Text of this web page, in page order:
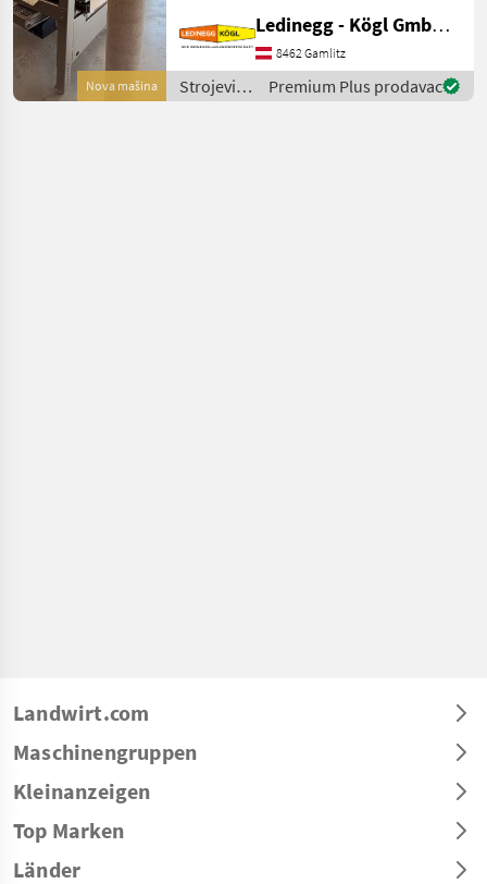
Nova mašina
Quetschwalze – Präzision
und Flexibilität für die
Traubenverarbeitung -
Vorführmaschine
Ledinegg - Kögl GmbH - Obst- und Weinbautechnik
8462 Gamlitz
Strojevi
za
Premium Plus prodavac
Landwirt.com
Maschinengruppen
Kleinanzeigen
Top Marken
Länder